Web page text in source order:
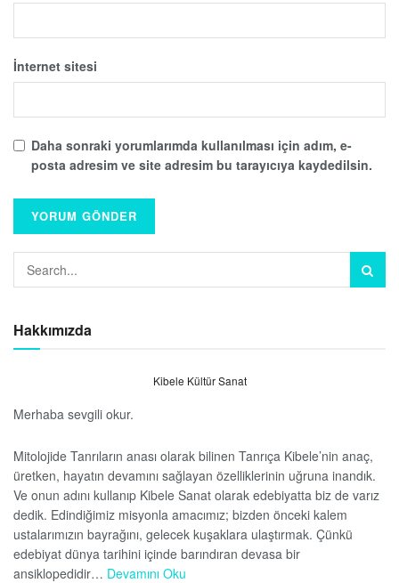
İnternet sitesi
Daha sonraki yorumlarımda kullanılması için adım, e-
posta adresim ve site adresim bu tarayıcıya kaydedilsin.
Hakkımızda
Kibele Kültür Sanat
Merhaba sevgili okur.
Mitolojide Tanrıların anası olarak bilinen Tanrıça Kibele’nin anaç,
üretken, hayatın devamını sağlayan özelliklerinin uğruna inandık.
Ve onun adını kullanıp Kibele Sanat olarak edebiyatta biz de varız
dedik. Edindiğimiz misyonla amacımız; bizden önceki kalem
ustalarımızın bayrağını, gelecek kuşaklara ulaştırmak. Çünkü
edebiyat dünya tarihini içinde barındıran devasa bir
ansiklopedidir… Devamını Oku